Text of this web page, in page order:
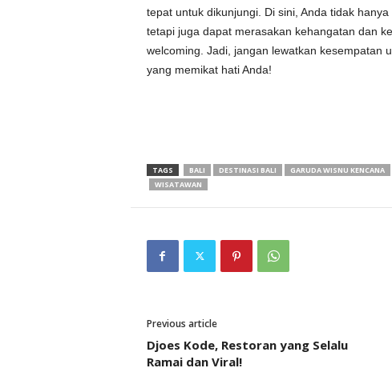
tepat untuk dikunjungi. Di sini, Anda tidak
tetapi juga dapat merasakan kehangatan dan
welcoming. Jadi, jangan lewatkan kesempatan
yang memikat hati Anda!
TAGS BALI DESTINASI BALI GARUDA WISNU KENCANA
WISATAWAN
Previous article
Djoes Kode, Restoran yang Selalu
Ramai dan Viral!